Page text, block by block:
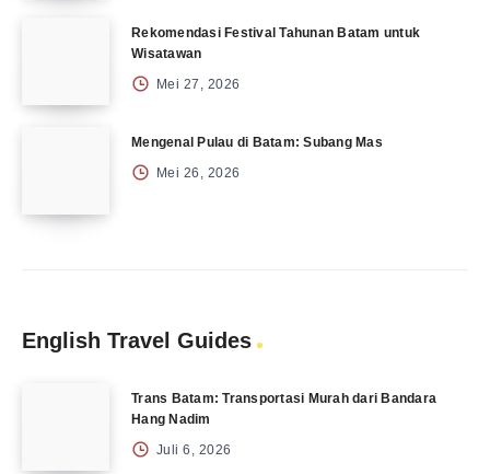
Rekomendasi Festival Tahunan Batam untuk
Wisatawan
Mei 27, 2026
Mengenal Pulau di Batam: Subang Mas
Mei 26, 2026
English Travel Guides
Trans Batam: Transportasi Murah dari Bandara
Hang Nadim
Juli 6, 2026